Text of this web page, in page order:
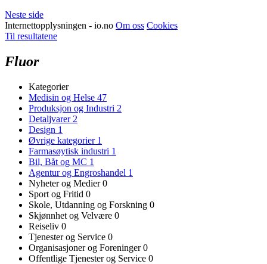
Neste side
Internettopplysningen - io.no Om oss Cookies
Til resultatene
Fluor
Kategorier
Medisin og Helse 47
Produksjon og Industri 2
Detaljvarer 2
Design 1
Øvrige kategorier 1
Farmasøytisk industri 1
Bil, Båt og MC 1
Agentur og Engroshandel 1
Nyheter og Medier0
Sport og Fritid 0
Skole, Utdanning og Forskning 0
Skjønnhet og Velvære 0
Reiseliv 0
Tjenester og Service 0
Organisasjoner og Foreninger0
Offentlige Tjenester og Service 0